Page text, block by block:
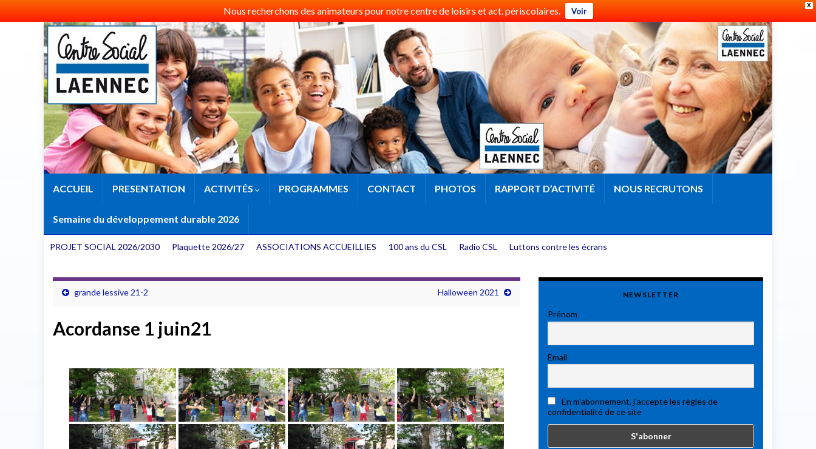
X
Nous recherchons des animateurs pour notre centre de loisirs et act. périscolaires. Voir
ACCUEIL PRESENTATION ACTIVITÉS PROGRAMMES CONTACT PHOTOS RAPPORT D’ACTIVITÉ NOUS RECRUTONS
Semaine du développement durable 2026
PROJET SOCIAL 2026/2030 Plaquette 2026/27 ASSOCIATIONS ACCUEILLIES 100 ans du CSL Radio CSL Luttons contre les écrans
grande lessive 21-2 Halloween 2021
Acordanse 1 juin21
NEWSLETTER
Prénom
Email
En m'abonnement, j'accepte les règles de
confidentialité de ce site